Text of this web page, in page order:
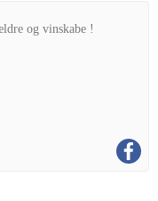
og vinskabe !